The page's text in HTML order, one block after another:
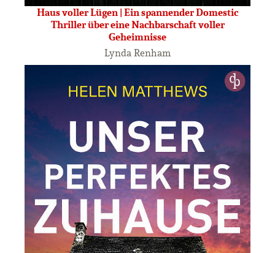
Haus voller Lügen | Ein spannender Domestic
Thriller über eine Nachbarschaft voller
Geheimnisse
Lynda Renham